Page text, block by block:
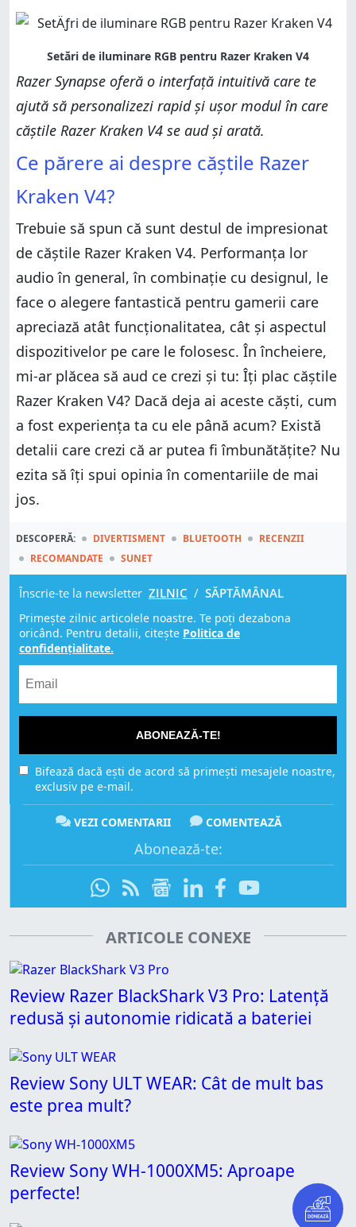
Razer Synapse oferă o interfață intuitivă care te
ajută să personalizezi rapid și ușor modul în care
căștile Razer Kraken V4 se aud și arată.
Ce părere ai despre căștile Razer
Kraken V4?
Trebuie să spun că sunt destul de impresionat
de căștile Razer Kraken V4. Performanța lor
audio în general, în combinație cu designul, le
face o alegere fantastică pentru gamerii care
apreciază atât funcționalitatea, cât și aspectul
dispozitivelor pe care le folosesc. În încheiere,
mi-ar plăcea să aud ce crezi și tu: Îți plac căștile
Razer Kraken V4? Dacă deja ai aceste căști, cum
a fost experiența ta cu ele până acum? Există
detalii care crezi că ar putea fi îmbunătățite? Nu
ezita să îți spui opinia în comentariile de mai
jos.
DESCOPERĂ: DIVERTISMENT BLUETOOTH
RECENZII
RECOMANDATE
SUNET
Înscrie-te la newsletter ZILNIC / SĂPTĂMÂNAL
Primește zilnic articolele noastre. Te poți dezabona
oricând. Pentru detalii, citește Politica de
confidențialitate.
ABONEAZĂ-TE!
Bifează dacă ești de acord să primești mesajele noastre,
exclusiv pe e-mail.
VEZI COMENTARII COMENTEAZĂ
Abonează-te:
ARTICOLE CONEXE
Review Razer BlackShark V3 Pro: Latență
redusă și autonomie ridicată a bateriei
Review Sony ULT WEAR: Cât de mult bas
este prea mult?
Review Sony WH-1000XM5: Aproape
perfecte!